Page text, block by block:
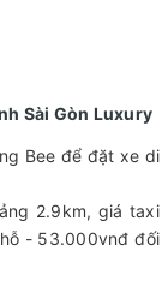
Sài Gòn Luxury
Bee để đặt xe di
2.9km, giá taxi
- 53.000vnđ đối